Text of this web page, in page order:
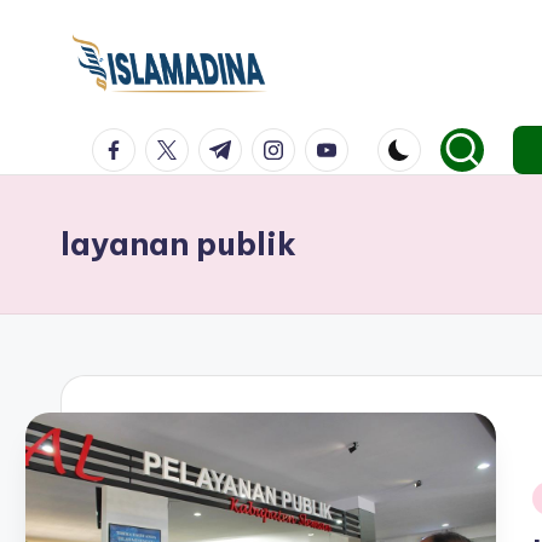
facebook.com
twitter.com
t.me instagram.com
youtube.com
layanan publik